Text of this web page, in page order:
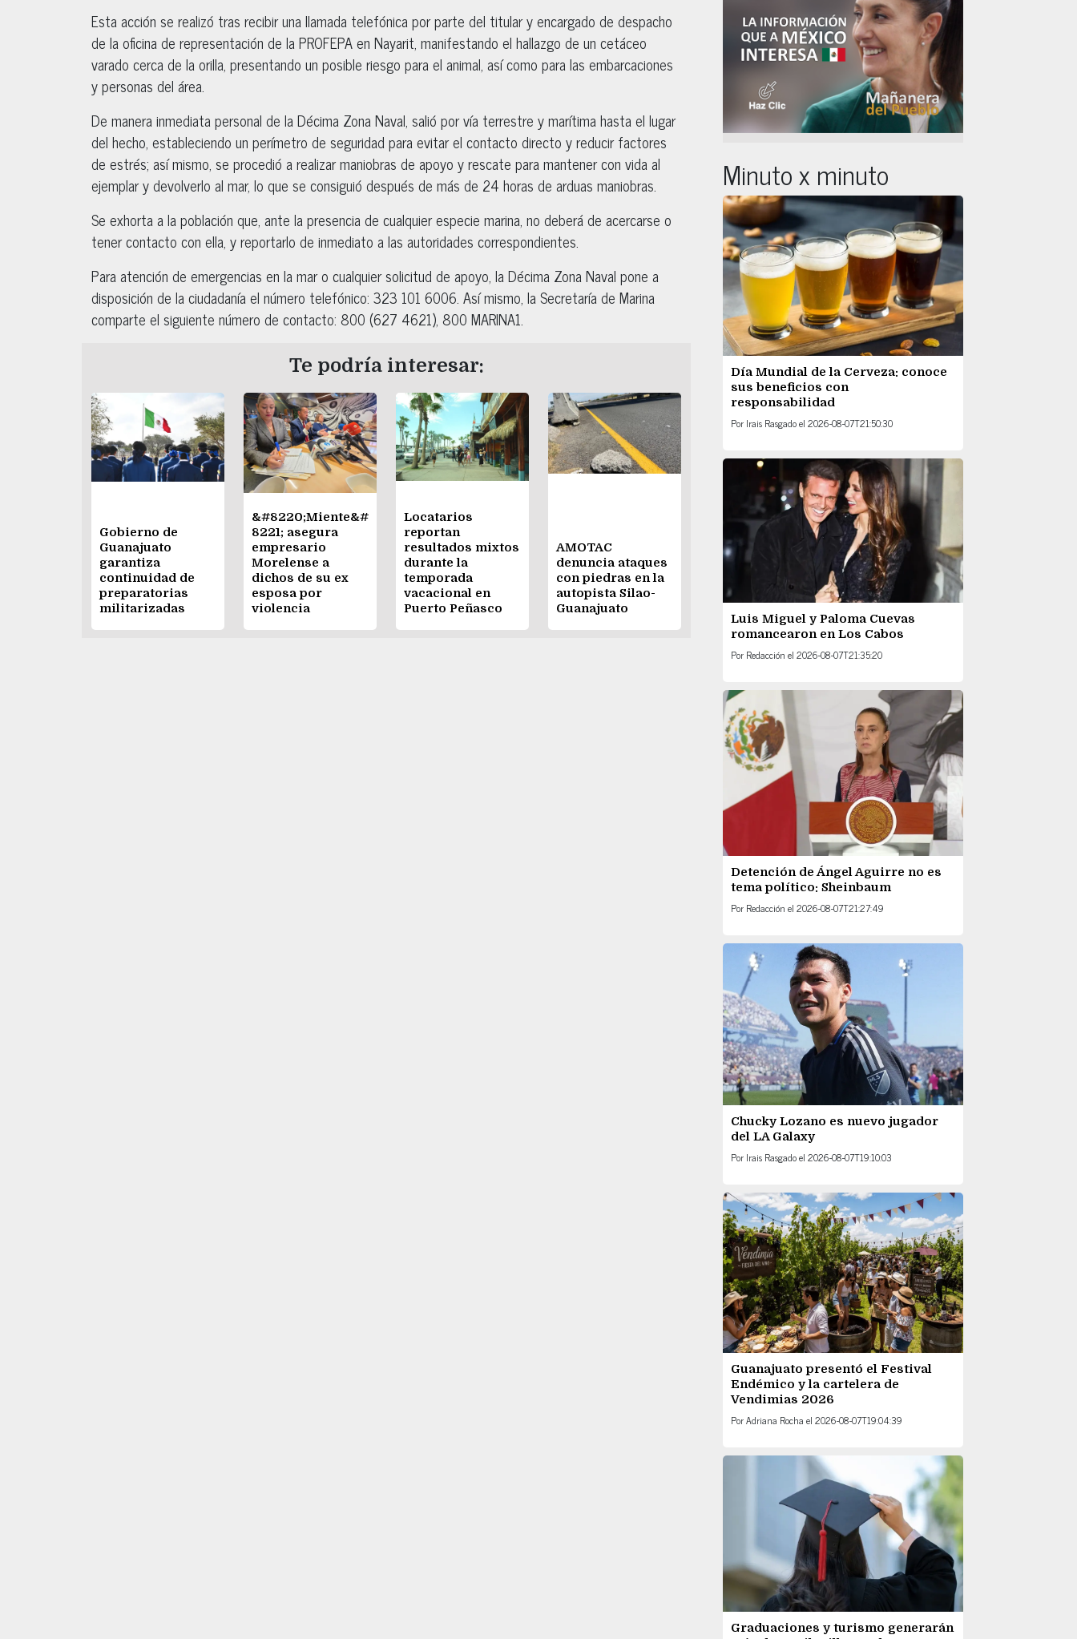
Esta acción se realizó tras recibir una llamada telefónica por parte del titular y encargado de despacho
de la oficina de representación de la PROFEPA en Nayarit, manifestando el hallazgo de un cetáceo
varado cerca de la orilla, presentando un posible riesgo para el animal, así como para las embarcaciones
y personas del área.
De manera inmediata personal de la Décima Zona Naval, salió por vía terrestre y marítima hasta el lugar
del hecho, estableciendo un perímetro de seguridad para evitar el contacto directo y reducir factores
de estrés; así mismo, se procedió a realizar maniobras de apoyo y rescate para mantener con vida al
ejemplar y devolverlo al mar, lo que se consiguió después de más de 24 horas de arduas maniobras.
Se exhorta a la población que, ante la presencia de cualquier especie marina, no deberá de acercarse o
tener contacto con ella, y reportarlo de inmediato a las autoridades correspondientes.
Para atención de emergencias en la mar o cualquier solicitud de apoyo, la Décima Zona Naval pone a
disposición de la ciudadanía el número telefónico: 323 101 6006. Así mismo, la Secretaría de Marina
comparte el siguiente número de contacto: 800 (627 4621), 800 MARINA1.
Te podría interesar:
Gobierno de
Guanajuato
garantiza
continuidad de
preparatorias
militarizadas
&#8220;Miente&#
8221; asegura
empresario
Morelense a
dichos de su ex
esposa por
violencia
Locatarios
reportan
resultados mixtos
durante la
temporada
vacacional en
Puerto Peñasco
AMOTAC
denuncia ataques
con piedras en la
autopista Silao-
Guanajuato
Minuto x minuto
Día Mundial de la Cerveza: conoce
sus beneficios con
responsabilidad
Por Irais Rasgadoel 2026-08-07T21:50:30
Luis Miguel y Paloma Cuevas
romancearon en Los Cabos
Por Redacción el 2026-08-07T21:35:20
Detención de Ángel Aguirre no es
tema político: Sheinbaum
Por Redacción el 2026-08-07T21:27:49
Chucky Lozano es nuevo jugador
del LA Galaxy
Por Irais Rasgadoel 2026-08-07T19:10:03
Guanajuato presentó el Festival
Endémico y la cartelera de
Vendimias 2026
PorAdriana Rocha el 2026-08-07T19:04:39
Graduaciones y turismo generarán